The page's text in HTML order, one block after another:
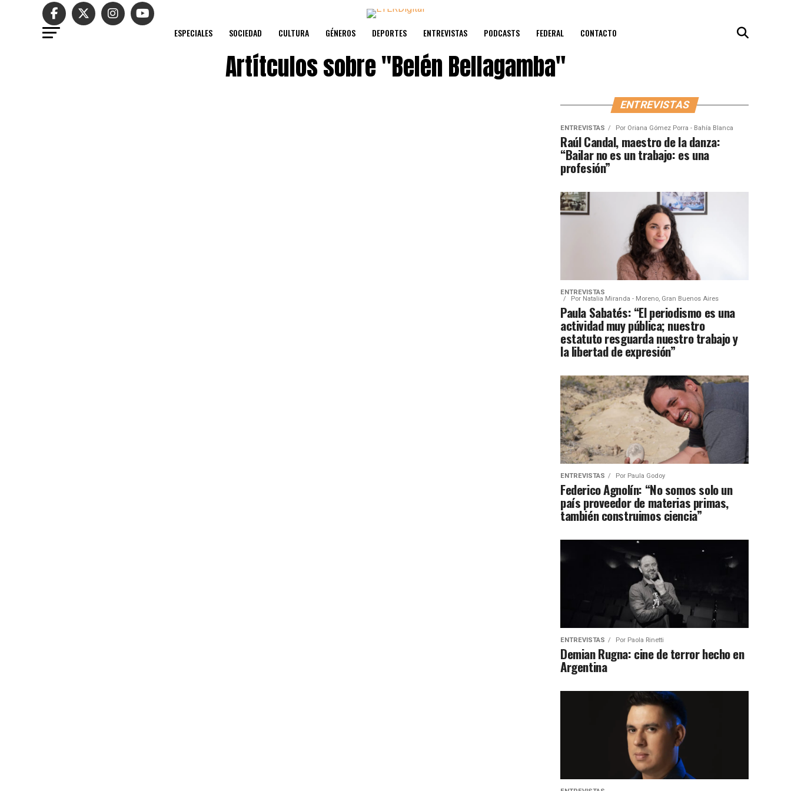
ESPECIALES SOCIEDAD CULTURA GÉNEROS DEPORTES ENTREVISTAS PODCASTS FEDERAL CONTACTO
Artítculos sobre"Belén Bellagamba"
ENTREVISTAS
ENTREVISTAS Por Oriana Gómez Porra - Bahía Blanca
Raúl Candal, maestro de la danza:
“Bailar no es un trabajo: es una
profesión”
ENTREVISTAS
Por Natalia Miranda - Moreno, Gran Buenos Aires
Paula Sabatés: “El periodismo es una
actividad muy pública; nuestro
estatuto resguarda nuestro trabajo y
la libertad de expresión”
ENTREVISTAS Por Paula Godoy
Federico Agnolín: “No somos solo un
país proveedor de materias primas,
también construimos ciencia”
ENTREVISTAS Por Paola Rinetti
Demian Rugna: cine de terror hecho en
Argentina